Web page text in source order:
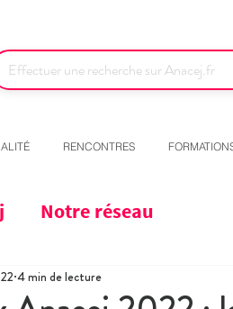
RENCONTRES
Notre réseau
4 min de lecture